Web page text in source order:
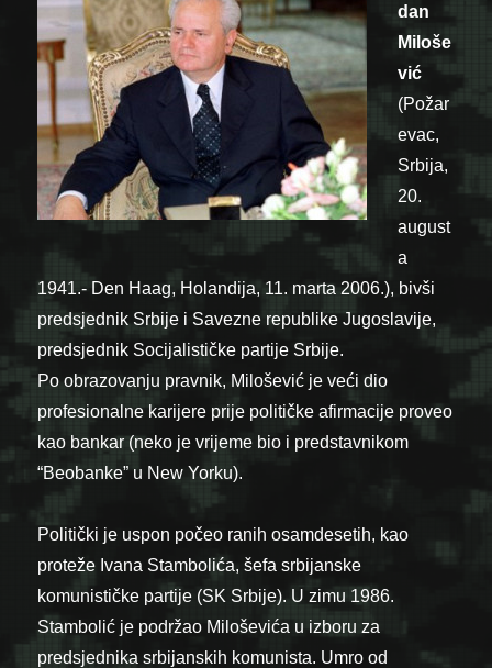
dan
Miloše
vić
(Požar
evac,
Srbija,
20.
august
a
1941.- Den Haag, Holandija, 11. marta 2006.), bivši
predsjednik Srbije i Savezne republike Jugoslavije,
predsjednik Socijalističke partije Srbije.
Po obrazovanju pravnik, Milošević je veći dio
profesionalne karijere prije političke afirmacije proveo
kao bankar (neko je vrijeme bio i predstavnikom
“Beobanke” u New Yorku).
Politički je uspon počeo ranih osamdesetih, kao
proteže Ivana Stambolića, šefa srbijanske
komunističke partije (SK Srbije). U zimu 1986.
Stambolić je podržao Miloševića u izboru za
predsjednika srbijanskih komunista. Umro od